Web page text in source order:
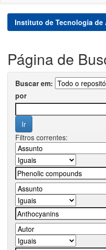
Instituto de Tecnologia de
Página de
Buscar em:
por
Filtros correntes: